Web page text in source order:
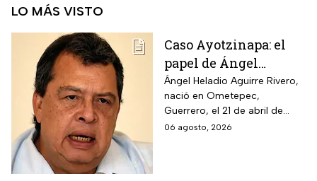
LO MÁS VISTO
Caso Ayotzinapa: el
papel de Ángel
Aguirre en la
desaparición de los
normalistas en 2014
Ángel Heladio Aguirre Rivero,
nació en Ometepec,
Guerrero, el 21 de abril de
1956. Estudió la Licenciatura
06 agosto, 2026